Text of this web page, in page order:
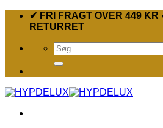
Fortsæt✔ FRI FRAGT OVER 449 KR
RETURRET
Søg
efter: